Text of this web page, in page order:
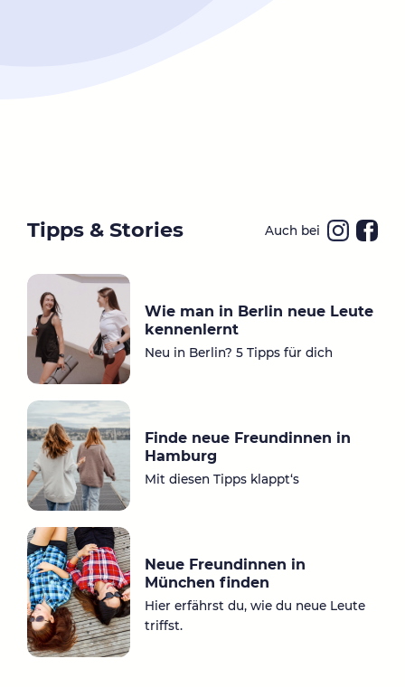
Tipps & Stories Auch bei
a
ok
Wie man in Berlin neue Leute
kennenlernt
Neu in Berlin? 5 Tipps für dich
Finde neue Freundinnen in
Hamburg
Mit diesen Tipps klappt‘s
Neue Freundinnen in
München finden
Hier erfährst du, wie du neue Leute
triffst.